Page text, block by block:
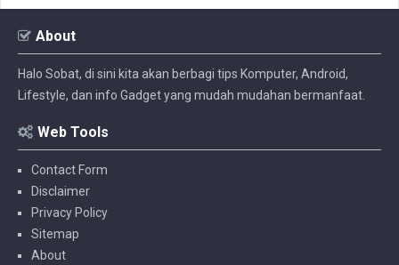
About
Halo Sobat, di sini kita akan berbagi tips Komputer, Android,
Lifestyle, dan info Gadget yang mudah mudahan bermanfaat.
Web Tools
Contact Form
Disclaimer
Privacy Policy
Sitemap
About